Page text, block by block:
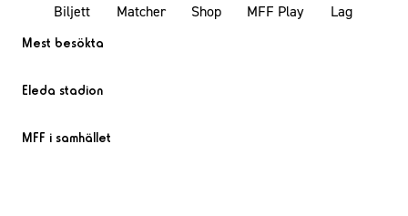
Biljett Matcher Shop MFF Play Lag
Mest besökta
Eleda stadion
MFF i samhället